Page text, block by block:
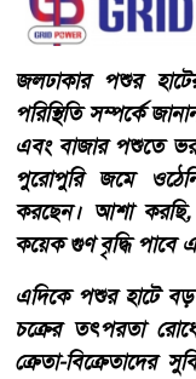
জলঢাকার পশুর
পরিস্থিতি সম্পর্কে
এবং বাজার পশুতে
পুরোপুরি জমে
করছেন। আশা করছি,
কয়েক গুণ বৃদ্ধি পাবে
এদিকে পশুর হাটে বড়
চক্রের তৎপরতা
ক্রেতা-বিক্রেতাদের